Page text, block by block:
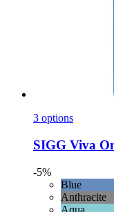
3 options
SIGG Viva
-5%
Blue
Anthracite
Aqua